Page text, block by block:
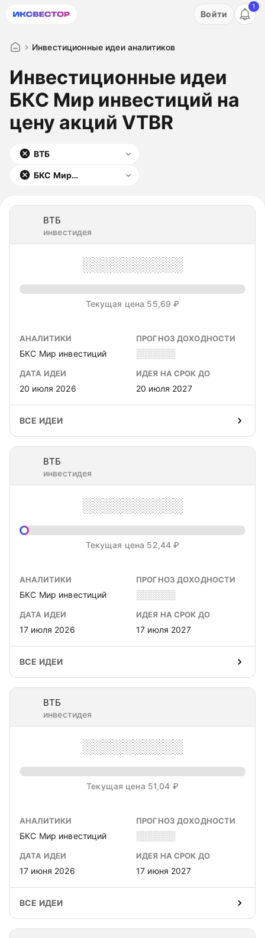
Акция: бесплатный пробный период на 3 дня!
Войти
1
Инвестиционные идеи аналитиков
Инвестиционные идеи
БКС Мир инвестиций на
цену акций VTBR
ВТБ
БКС Мир
ВТБ
инвестидея
░░░░░░░░░░
Текущая цена 55,69 ₽
АНАЛИТИКИ
БКС Мир инвестиций
ПРОГНОЗ ДОХОДНОСТИ
░░░░░░
ДАТА ИДЕИ
20 июля 2026
ИДЕЯ НА СРОК ДО
20 июля 2027
ВСЕ ИДЕИ
ВТБ
инвестидея
░░░░░░░░░░
Текущая цена 52,44 ₽
АНАЛИТИКИ
БКС Мир инвестиций
ПРОГНОЗ ДОХОДНОСТИ
░░░░░░
ДАТА ИДЕИ
17 июля 2026
ИДЕЯ НА СРОК ДО
17 июля 2027
ВСЕ ИДЕИ
ВТБ
инвестидея
░░░░░░░░░░
Текущая цена 51,04 ₽
АНАЛИТИКИ
БКС Мир инвестиций
ПРОГНОЗ ДОХОДНОСТИ
░░░░░░
ДАТА ИДЕИ
17 июня 2026
ИДЕЯ НА СРОК ДО
17 июня 2027
ВСЕ ИДЕИ